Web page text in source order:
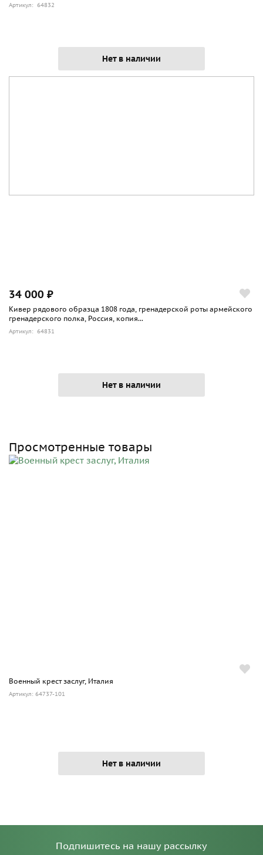
Артикул: 64832
Нет в наличии
34 000 ₽
Кивер рядового образца 1808 года, гренадерской роты армейского
гренадерского полка, Россия, копия...
Артикул: 64831
Нет в наличии
Просмотренные товары
Военный крест заслуг, Италия
Артикул: 64737-101
Нет в наличии
Подпишитесь на нашу рассылку